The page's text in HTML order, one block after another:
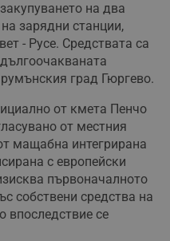
на два
зарядни станции,
- Русе. Средствата са
град Гюргево.
от кмета Пенчо
от местния
мащабна интегрирана
с европейски
първоначалното
собствени средства на
впоследствие се